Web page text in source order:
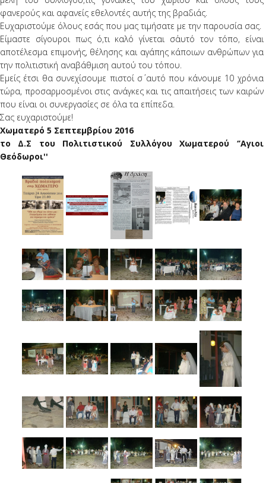
φανερούς και αφανείς εθελοντές αυτής της βραδιάς.
Ευχαριστούμε όλους εσάς που μας τιμήσατε με την παρουσία σας.
Είμαστε σίγουροι πως ό,τι καλό γίνεται σ΄αυτό τον τόπο, είναι
αποτέλεσμα επιμονής, θέλησης και αγάπης κάποιων ανθρώπων για
την πολιτιστική αναβάθμιση αυτού του τόπου.
Εμείς έτσι θα συνεχίσουμε πιστοί σ΄ αυτό που κάνουμε 10 χρόνια
τώρα, προσαρμοσμένοι στις ανάγκες και τις απαιτήσεις των καιρών
που είναι οι συνεργασίες σε όλα τα επίπεδα.
Σας ευχαριστούμε!
Χωματερό 5 Σεπτεμβρίου 2016
το Δ.Σ του Πολιτιστικού Συλλόγου Χωματερού ‘’Αγιοι
Θεόδωροι''